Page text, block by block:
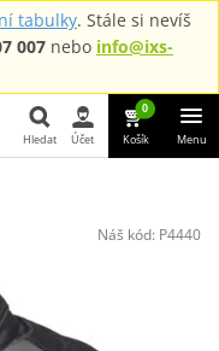
tabulky. Stále si nevíš
007 nebo info@ixs-
Hledat Účet
0
Košík Menu
Náš kód: P4440